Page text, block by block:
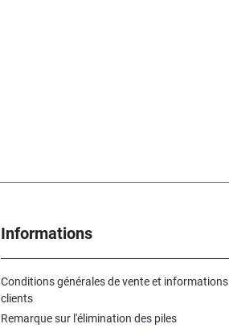
Informations
Conditions générales de vente et informations
clients
Remarque sur l'élimination des piles